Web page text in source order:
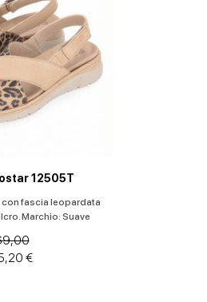
12505T
fascia leopardata
Marchio: Suave
€